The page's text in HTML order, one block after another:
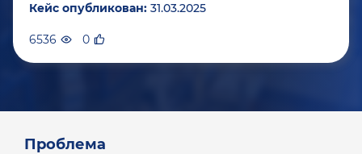
Кейс опубликован: 31.03.2025
6536 0
Проблема